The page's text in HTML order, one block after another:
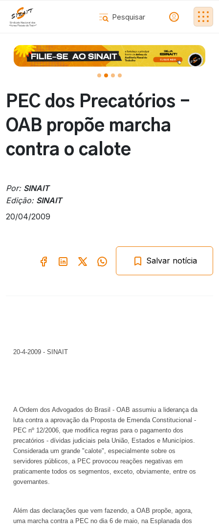
PEC dos Precatórios -
OAB propõe marcha
contra o calote
Por: SINAIT
Edição: SINAIT
20/04/2009
Salvar notícia
20-4-2009 - SINAIT
A Ordem dos Advogados do Brasil - OAB assumiu a liderança da
luta contra a aprovação da Proposta de Emenda Constitucional -
PEC nº 12/2006, que modifica regras para o pagamento dos
precatórios - dívidas judiciais pela União, Estados e Municípios.
Considerada um grande "calote", especialmente sobre os
servidores públicos, a PEC provocou reações negativas em
praticamente todos os segmentos, exceto, obviamente, entre os
governantes.
Além das declarações que vem fazendo, a OAB propõe, agora,
uma marcha contra a PEC no dia 6 de maio, na Esplanada dos